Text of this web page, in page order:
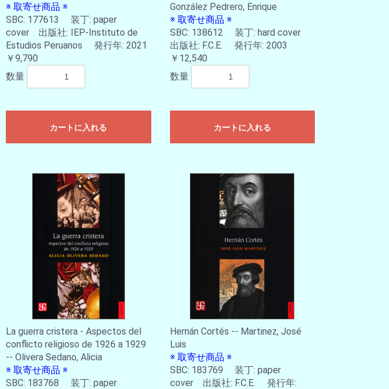
※ 取寄せ商品 ※
SBC: 177613 装丁: paper
cover 出版社: IEP-Instituto de
Estudios Peruanos 発行年: 2021
￥9,790
数量
カートに入れる
González Pedrero, Enrique
※ 取寄せ商品 ※
SBC: 138612 装丁: hard cover
出版社: F.C.E. 発行年: 2003
￥12,540
数量
カートに入れる
La guerra cristera - Aspectos del
conflicto religioso de 1926 a 1929
-- Olivera Sedano, Alicia
※ 取寄せ商品 ※
SBC: 183768 装丁: paper
Hernán Cortés -- Martinez, José
Luis
※ 取寄せ商品 ※
SBC: 183769 装丁: paper
cover 出版社: F.C.E. 発行年: